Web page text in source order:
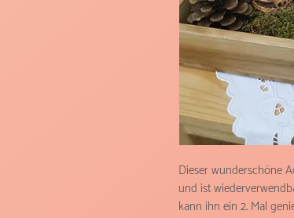
Dieser wunderschöne
und ist
kann ihn ein 2. Mal